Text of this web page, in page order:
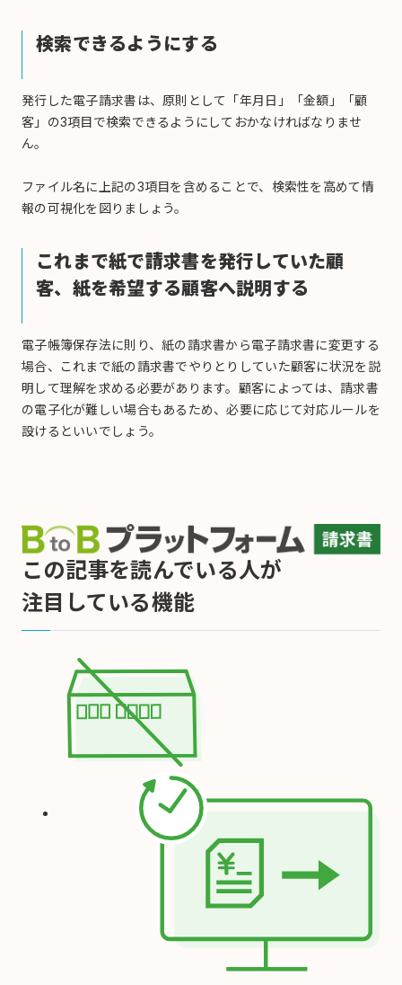
検索できるようにする
発行した電子請求書は、原則として「年月日」「金額」「顧
客」の3項目で検索できるようにしておかなければなりませ
ん。
ファイル名に上記の3項目を含めることで、検索性を高めて情
報の可視化を図りましょう。
これまで紙で請求書を発行していた顧
客、紙を希望する顧客へ説明する
電子帳簿保存法に則り、紙の請求書から電子請求書に変更する
場合、これまで紙の請求書でやりとりしていた顧客に状況を説
明して理解を求める必要があります。顧客によっては、請求書
の電子化が難しい場合もあるため、必要に応じて対応ルールを
設けるといいでしょう。
この記事を読んでいる人が
注目している機能